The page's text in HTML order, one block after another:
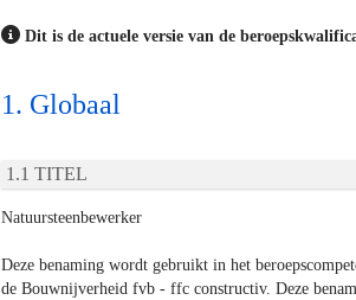
Dit is de actuele versie van de
Globaal
TITEL
Natuursteenbewerker
Deze benaming wordt gebruikt in het
de Bouwnijverheid fvb - ffc constructiv. Deze